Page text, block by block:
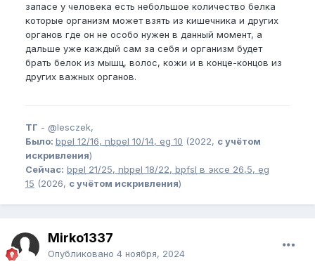
запасе у человека есть небольшое количество белка
которые организм может взять из кишечника и других
органов где он не особо нужен в данный момент, а
дальше уже каждый сам за себя и организм будет
брать белок из мышц, волос, кожи и в конце-концов из
других важных органов.
ТГ - @lesczek,
Было: bpel 12/16, nbpel 10/14, eg 10 (2022, с учётом
искривления)
Сейчас: bpel 21/25, nbpel 18/22, bpfsl в эксе 26,5, eg
15 (2026, с учётом искривления)
Mirko1337
Опубликовано 4 ноября, 2024